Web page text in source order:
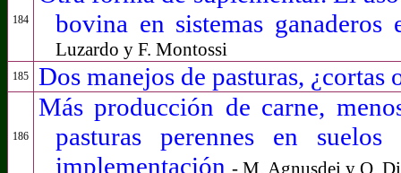
184
bovina en sistemas ganaderos
Luzardo y F. Montossi
185 Dos manejos de pasturas, ¿cortas
186
Más producción de carne,
pasturas perennes en
implementación - M. Agnusdei y O.